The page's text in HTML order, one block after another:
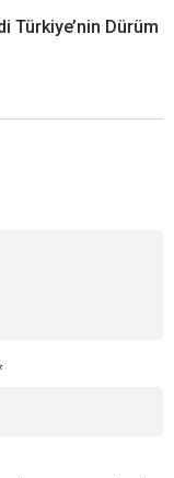
Türkiye’nin Dürüm